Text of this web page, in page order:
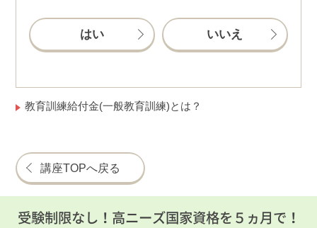
はい いいえ
教育訓練給付金(一般教育訓練)とは？
講座TOPへ戻る
受験制限なし！高ニーズ国家資格を５ヵ月で！